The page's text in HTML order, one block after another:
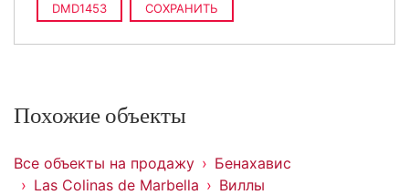
DMD1453 СОХРАНИТЬ
Похожие объекты
Все объекты на продажу
Бенахавис
Las Colinas de Marbella
Виллы